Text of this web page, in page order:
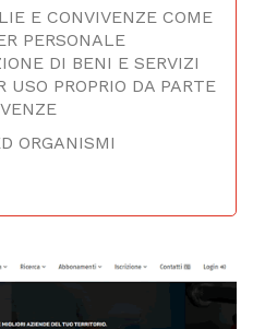
E CONVIVENZE COME
PERSONALE
DI BENI E SERVIZI
USO PROPRIO DA PARTE
ORGANISMI